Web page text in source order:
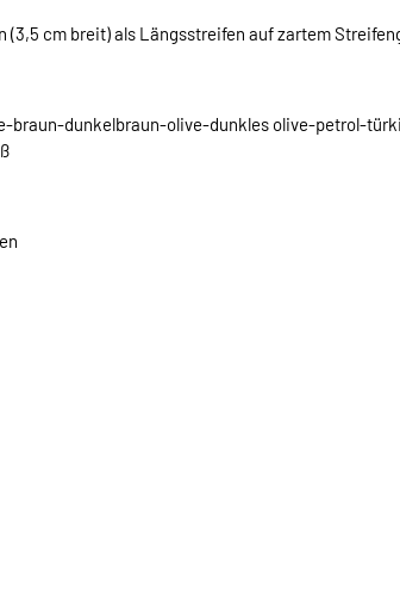
(3,5 cm breit) als Längsstreifen auf zartem
braun-dunkelbraun-olive-dunkles olive-petrol-